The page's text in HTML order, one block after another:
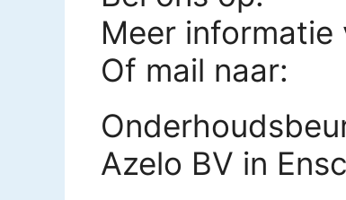
Meer informatie
Of mail naar:
Azelo BV in